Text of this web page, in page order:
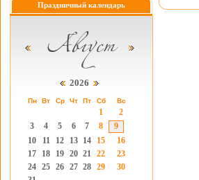
Праздничный календарь
2026
Пн Вт Ср Чт Пт Сб Вс
1
2
3
4 5 6 7 8
9
10
11 12 13 14 15
16
17
18 19 20 21 22
23
24 25 26 27 28 29
30